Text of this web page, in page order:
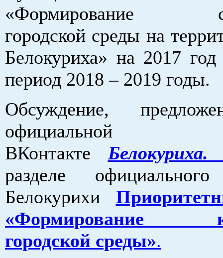
«Формирование
городской среды на
Белокуриха» на 2017
период 2018 – 2019 годы.
Обсуждение,
официальной
ВКонтакте
разделе
Белокурихи
«Формирование
городской среды».